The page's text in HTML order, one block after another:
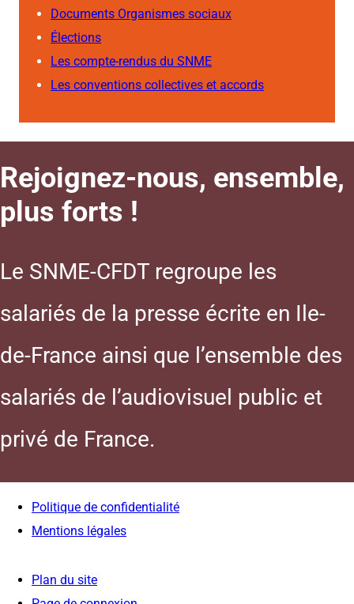
Documents Organismes sociaux
Élections
Les compte-rendus du SNME
Les conventions collectives et accords
Rejoignez-nous, ensemble,
plus forts !
Le SNME-CFDT regroupe les
salariés de la presse écrite en Ile-
de-France ainsi que l’ensemble des
salariés de l’audiovisuel public et
privé de France.
Politique de confidentialité
Mentions légales
Plan du site